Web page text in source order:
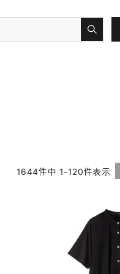
1644件中 1-120件表示